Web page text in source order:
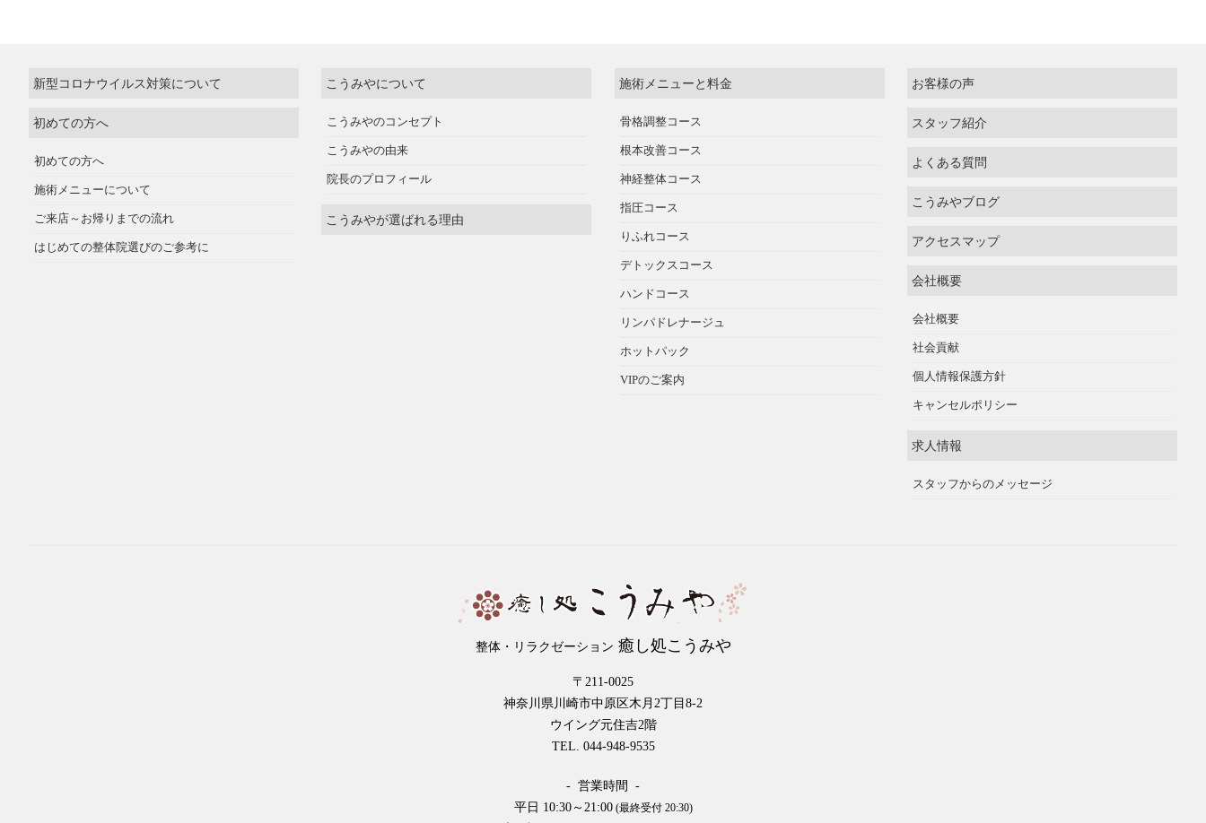
新型コロナウイルス対策について
初めての方へ
初めての方へ
施術メニューについて
ご来店～お帰りまでの流れ
はじめての整体院選びのご参考に
こうみやについて
こうみやのコンセプト
こうみやの由来
院長のプロフィール
こうみやが選ばれる理由
施術メニューと料金
骨格調整コース
根本改善コース
神経整体コース
指圧コース
りふれコース
デトックスコース
ハンドコース
リンパドレナージュ
ホットパック
VIPのご案内
お客様の声
スタッフ紹介
よくある質問
こうみやブログ
アクセスマップ
会社概要
会社概要
社会貢献
個人情報保護方針
キャンセルポリシー
求人情報
スタッフからのメッセージ
整体・リラクゼーション 癒し処こうみや
〒211-0025
神奈川県川崎市中原区木月2丁目8-2
ウイング元住吉2階
TEL. 044-948-9535
- 営業時間 -
平日 10:30～21:00(最終受付 20:30)